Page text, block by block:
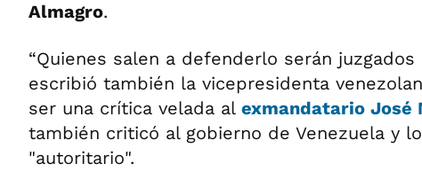
Almagro.
“Quienes salen a defenderlo serán juzgados
escribió también la vicepresidenta
ser una crítica velada al exmandatario José
también criticó al gobierno de Venezuela y
"autoritario".